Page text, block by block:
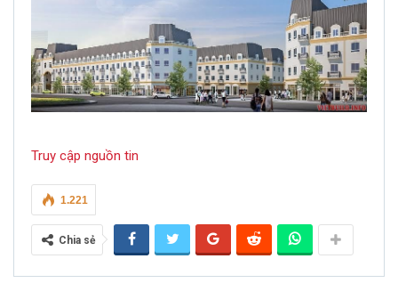
Truy cập nguồn tin
1.221
Chia sẻ